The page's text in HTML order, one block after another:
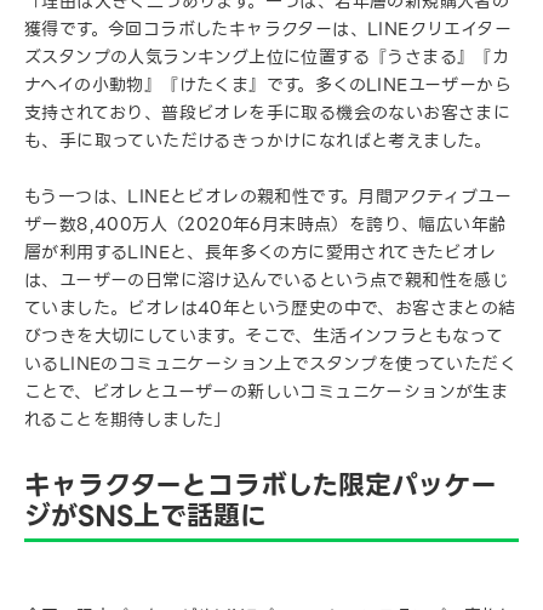
獲得です。今回コラボしたキャラクターは、LINEクリエイター
ズスタンプの人気ランキング上位に位置する『うさまる』『カ
ナヘイの小動物』『けたくま』です。多くのLINEユーザーから
支持されており、普段ビオレを手に取る機会のないお客さまに
も、手に取っていただけるきっかけになればと考えました。
もう一つは、LINEとビオレの親和性です。月間アクティブユー
ザー数8,400万人（2020年6月末時点）を誇り、幅広い年齢
層が利用するLINEと、長年多くの方に愛用されてきたビオレ
は、ユーザーの日常に溶け込んでいるという点で親和性を感じ
ていました。ビオレは40年という歴史の中で、お客さまとの結
びつきを大切にしています。そこで、生活インフラともなって
いるLINEのコミュニケーション上でスタンプを使っていただく
ことで、ビオレとユーザーの新しいコミュニケーションが生ま
れることを期待しました」
キャラクターとコラボした限定パッケー
ジがSNS上で話題に